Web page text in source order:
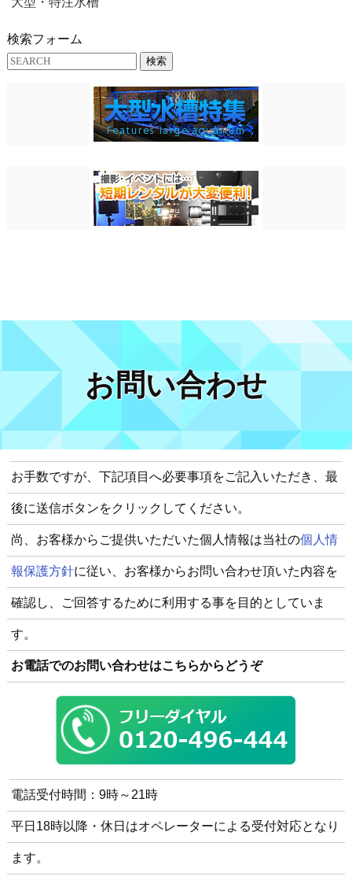
検索フォーム
検索
お問い合わせ
お手数ですが、下記項目へ必要事項をご記入いただき、最
後に送信ボタンをクリックしてください。
尚、お客様からご提供いただいた個人情報は当社の個人情
報保護方針に従い、お客様からお問い合わせ頂いた内容を
確認し、ご回答するために利用する事を目的としていま
す。
お電話でのお問い合わせはこちらからどうぞ
電話受付時間：9時～21時
平日18時以降・休日はオペレーターによる受付対応となり
ます。